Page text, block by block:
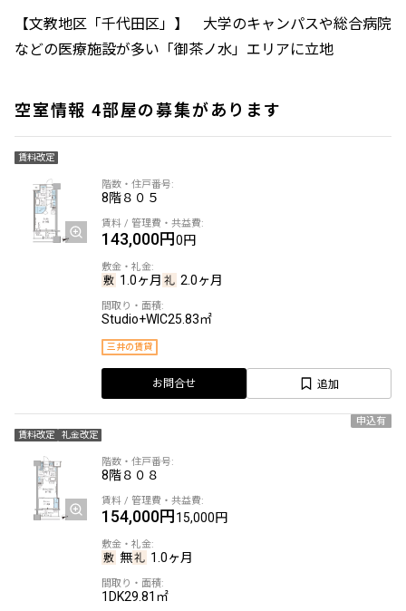
【文教地区「千代田区」】 大学のキャンパスや総合病院
などの医療施設が多い「御茶ノ水」エリアに立地
空室情報 4部屋の募集があります
賃料改定
8階８０５
143,000円0円
1.0ヶ月 2.0ヶ月
Studio+WIC25.83㎡
三井の賃貸
お問合せ 追加
賃料改定 礼金改定
申込有
8階８０８
154,000円15,000円
無 1.0ヶ月
1DK29.81㎡